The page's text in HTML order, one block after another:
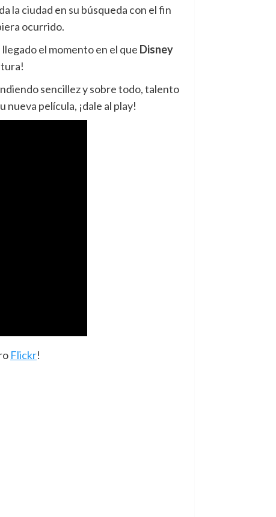
la ciudad en su búsqueda con el fin
ocurrido.
llegado el momento en el que Disney
sencillez y sobre todo, talento
nueva película, ¡dale al play!
Flickr!